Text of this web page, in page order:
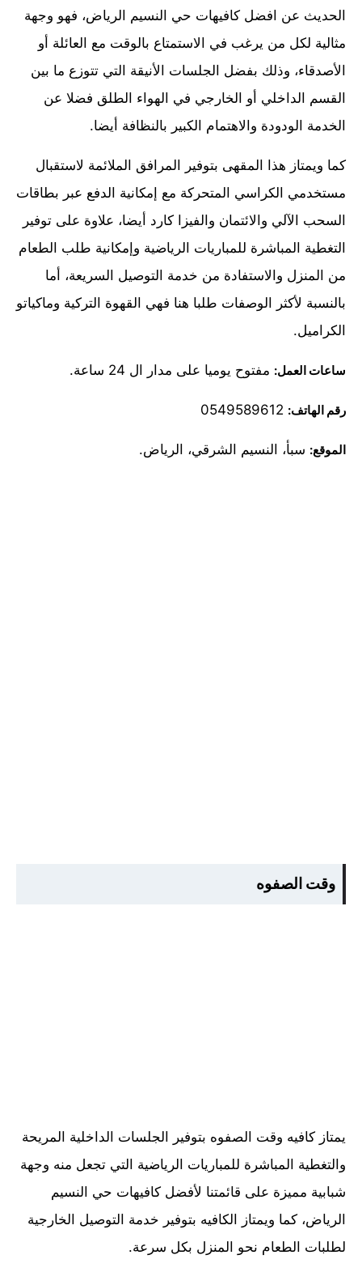
الحديث عن افضل كافيهات حي النسيم الرياض، فهو وجهة
مثالية لكل من يرغب في الاستمتاع بالوقت مع العائلة أو
الأصدقاء، وذلك بفضل الجلسات الأنيقة التي تتوزع ما بين
القسم الداخلي أو الخارجي في الهواء الطلق فضلا عن
الخدمة الودودة والاهتمام الكبير بالنظافة أيضا.
كما ويمتاز هذا المقهى بتوفير المرافق الملائمة لاستقبال
مستخدمي الكراسي المتحركة مع إمكانية الدفع عبر بطاقات
السحب الآلي والائتمان والفيزا كارد أيضا، علاوة على توفير
التغطية المباشرة للمباريات الرياضية وإمكانية طلب الطعام
من المنزل والاستفادة من خدمة التوصيل السريعة، أما
بالنسبة لأكثر الوصفات طلبا هنا فهي القهوة التركية وماكياتو
الكراميل.
ساعات العمل: مفتوح يوميا على مدار ال 24 ساعة.
رقم الهاتف:
الموقع: سبأ، النسيم الشرقي، الرياض.
وقت الصفوه
يمتاز كافيه وقت الصفوه بتوفير الجلسات الداخلية المريحة
والتغطية المباشرة للمباريات الرياضية التي تجعل منه وجهة
شبابية مميزة على قائمتنا لأفضل كافيهات حي النسيم
الرياض، كما ويمتاز الكافيه بتوفير خدمة التوصيل الخارجية
لطلبات الطعام نحو المنزل بكل سرعة.